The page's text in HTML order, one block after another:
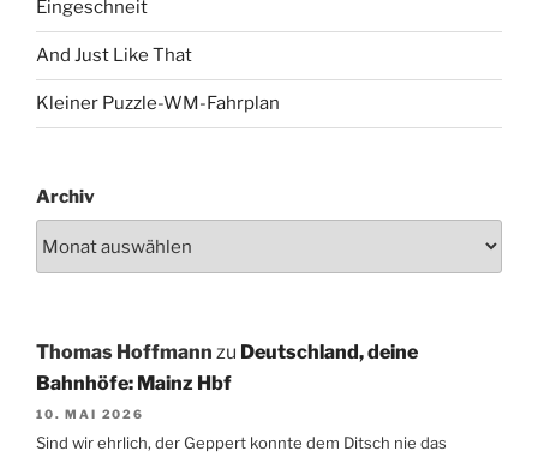
Eingeschneit
And Just Like That
Kleiner Puzzle-WM-Fahrplan
Archiv
Thomas Hoffmann zu Deutschland, deine
Bahnhöfe: Mainz Hbf
10. MAI 2026
Sind wir ehrlich, der Geppert konnte dem Ditsch nie das